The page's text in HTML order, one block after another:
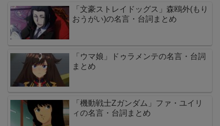
「文豪ストレイドッグス」森鴎外(もり
おうがい)の名言・台詞まとめ
「ウマ娘」ドゥラメンテの名言・台詞
まとめ
「機動戦士Zガンダム」ファ・ユイリ
ィの名言・台詞まとめ